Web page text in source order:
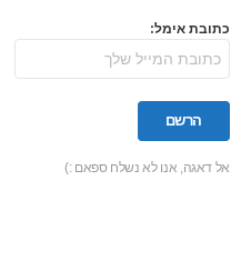
כתובת אימל:
אל דאגה, אנו לא נשלח ספאם :)